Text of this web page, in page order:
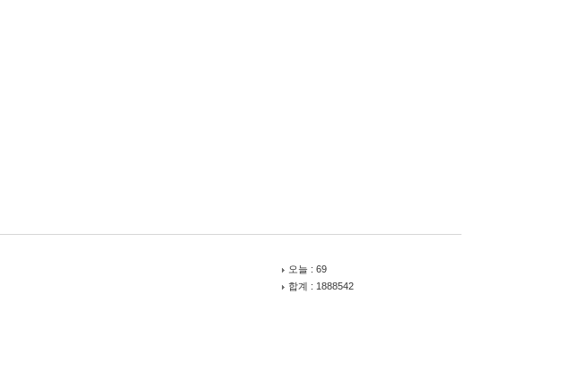
오늘 : 69
합계 : 1888542